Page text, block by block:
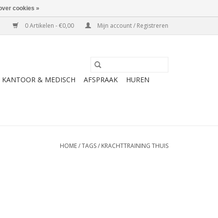
0 Artikelen - €0,00 Mijn account / Registreren
KANTOOR & MEDISCH AFSPRAAK HUREN
HOME/TAGS/ KRACHTTRAINING THUIS
cookies »